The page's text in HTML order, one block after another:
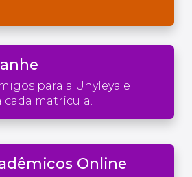
para a Unyleya e
cada matrícula.
Online